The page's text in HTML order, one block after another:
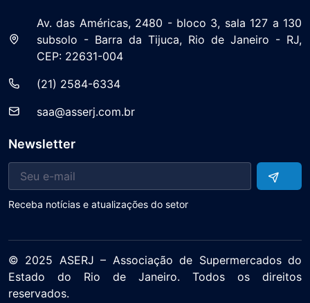
Av. das Américas, 2480 - bloco 3, sala 127 a 130
subsolo - Barra da Tijuca, Rio de Janeiro - RJ,
CEP: 22631-004
(21) 2584-6334
saa@asserj.com.br
Newsletter
Receba notícias e atualizações do setor
© 2025 ASERJ – Associação de Supermercados do
Estado do Rio de Janeiro. Todos os direitos
reservados.